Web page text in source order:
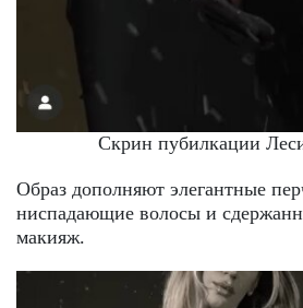
Скрин пубилкации
Образ дополняют элегантные
ниспадающие волосы и
макияж.